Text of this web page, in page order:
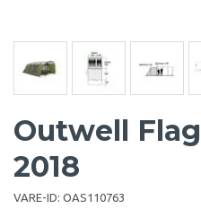
Outwell
2018
VARE-ID: OAS110763